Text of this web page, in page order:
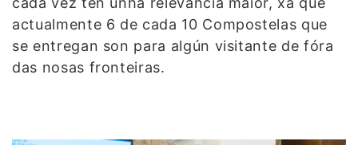
actualmente 6 de cada 10 Compostelas que
se entregan son para algún visitante de fóra
das nosas fronteiras.